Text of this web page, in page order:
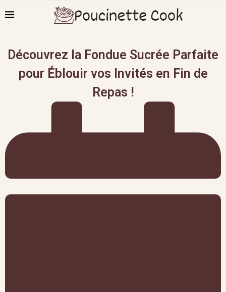
Découvrez la Fondue Sucrée Parfaite
pour Éblouir vos Invités en Fin de
Repas !